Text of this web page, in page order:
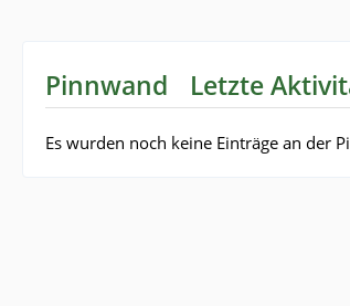
Pinnwand Letzte
Es wurden noch keine Einträge an der